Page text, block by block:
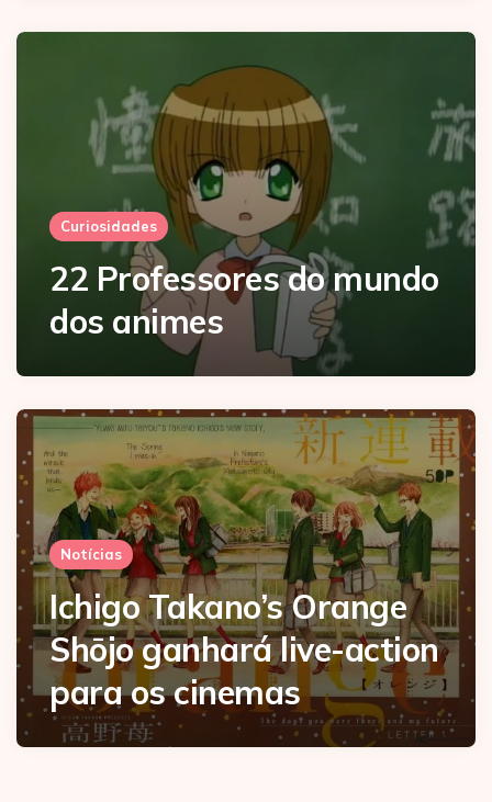
Curiosidades
22 Professores do mundo
dos animes
Notícias
Ichigo Takano’s Orange
Shōjo ganhará live-action
para os cinemas